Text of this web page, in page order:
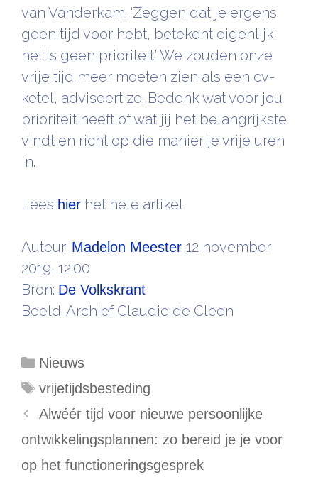
van Vanderkam. ‘Zeggen dat je ergens
geen tijd voor hebt, betekent eigenlijk:
het is geen prioriteit.’ We zouden onze
vrije tijd meer moeten zien als een cv-
ketel, adviseert ze. Bedenk wat voor jou
prioriteit heeft of wat jij het belangrijkste
vindt en richt op die manier je vrije uren
in.
Lees hier het hele artikel
Auteur: Madelon Meester 12 november
2019, 12:00
Bron: De Volkskrant
Beeld: Archief Claudie de Cleen
Categorieën
Nieuws
Tags
vrijetijdsbesteding
Alwéér tijd voor nieuwe persoonlijke
ontwikkelingsplannen: zo bereid je je voor
op het functioneringsgesprek